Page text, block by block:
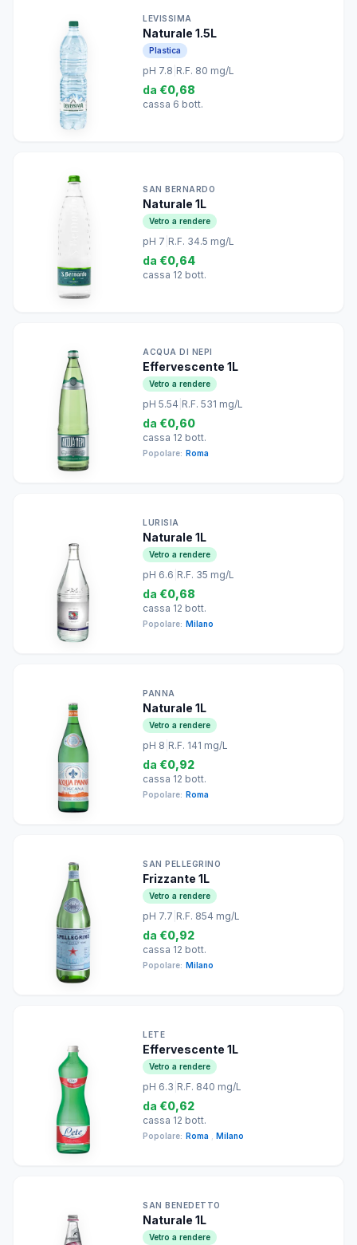
LEVISSIMA
Naturale 1.5L
Plastica
pH 7.8 R.F. 80 mg/L
da €0,68
cassa 6 bott.
SAN BERNARDO
Naturale 1L
Vetro a rendere
pH 7 R.F. 34.5 mg/L
da €0,64
cassa 12 bott.
ACQUA DI NEPI
Effervescente 1L
Vetro a rendere
pH 5.54 R.F. 531 mg/L
da €0,60
cassa 12 bott.
Popolare: Roma
LURISIA
Naturale 1L
Vetro a rendere
pH 6.6 R.F. 35 mg/L
da €0,68
cassa 12 bott.
Popolare: Milano
PANNA
Naturale 1L
Vetro a rendere
pH 8 R.F. 141 mg/L
da €0,92
cassa 12 bott.
Popolare: Roma
SAN PELLEGRINO
Frizzante 1L
Vetro a rendere
pH 7.7 R.F. 854 mg/L
da €0,92
cassa 12 bott.
Popolare: Milano
LETE
Effervescente 1L
Vetro a rendere
pH 6.3 R.F. 840 mg/L
da €0,62
cassa 12 bott.
Popolare: Roma Milano
SAN BENEDETTO
Naturale 1L
Vetro a rendere